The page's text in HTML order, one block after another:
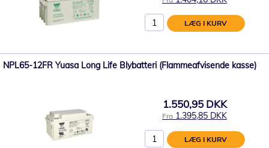
LÆG I KURV
NPL65-12FR Yuasa Long Life Blybatteri (Flammeafvisende kasse)
1.550,95 DKK
Fra 1.395,85 DKK
LÆG I KURV